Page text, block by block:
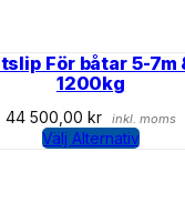
För båtar 5-7m
1200kg
44 500,00kr inkl. moms
Välj Alternativ